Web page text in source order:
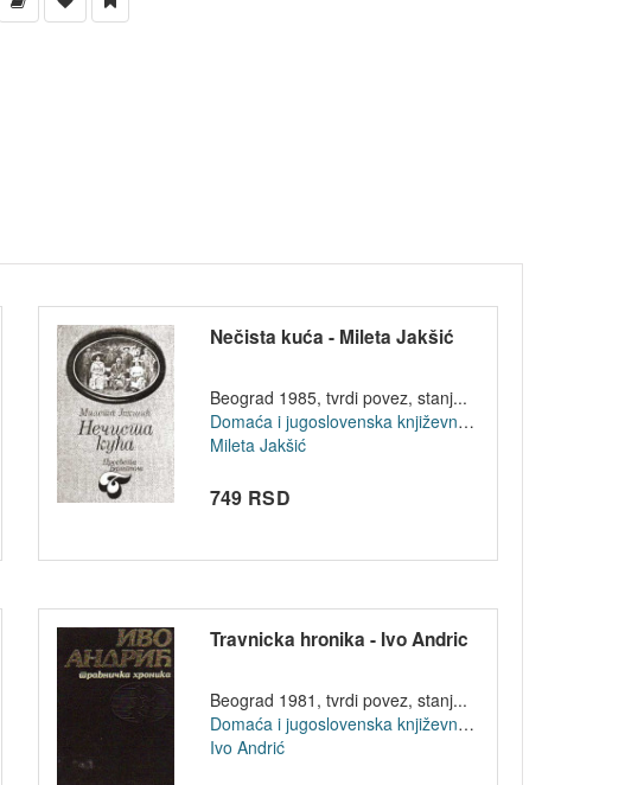
Nečista kuća - Mileta Jakšić
Beograd 1985, tvrdi povez, stanj...
Domaća i jugoslovenska književnost
Mileta Jakšić
749 RSD
Travnicka hronika - Ivo Andric
Beograd 1981, tvrdi povez, stanj...
Domaća i jugoslovenska književnost
Ivo Andrić